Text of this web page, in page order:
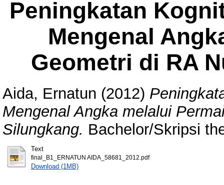
Peningkatan
Mengenal
Geometri di RA
Aida, Ernatun (2012)
Mengenal Angka melalui
Silungkang. Bachelor/Skripsi
Text
final_B1_ERNATUN AIDA_58681_2012.pdf
Download (1MB)